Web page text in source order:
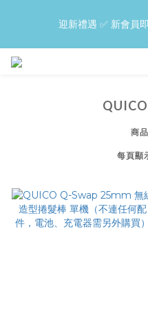
靚
迎新禮遇 ✅ 新會員
買QUICO護髮＋造型Combo
靚
商
每頁顯